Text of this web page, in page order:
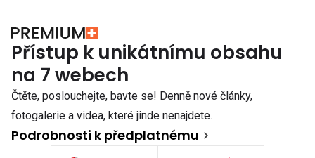
Přístup k unikátnímu obsahu
na 7 webech
Čtěte, poslouchejte, bavte se! Denně nové články,
fotogalerie a videa, které jinde nenajdete.
Podrobnosti k předplatnému